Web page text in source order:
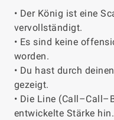
• Der König ist eine
vervollständigt.
• Es sind keine
worden.
• Du hast durch
gezeigt.
• Die Line
entwickelte Stärke hin.